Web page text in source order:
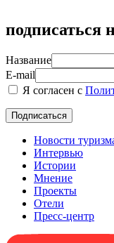
подписаться
Название
E-mail
Я согласен с
Новости
Интервью
Истории
Мнение
Проекты
Отели
Пресс-центр